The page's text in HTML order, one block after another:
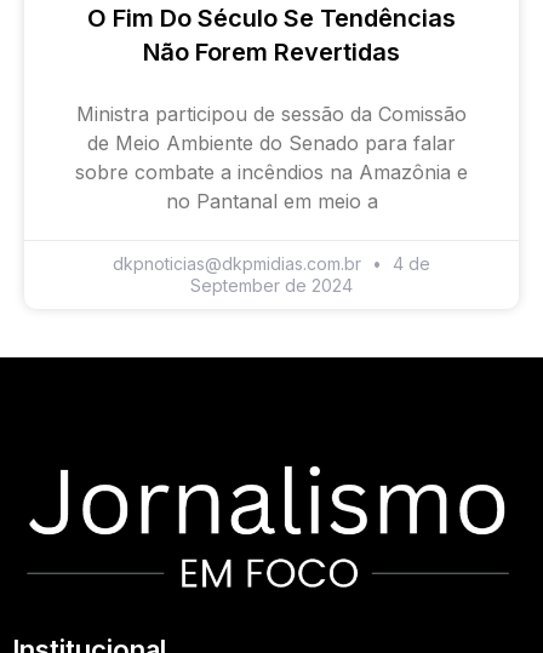
O Fim Do Século Se Tendências
Não Forem Revertidas
Ministra participou de sessão da Comissão
de Meio Ambiente do Senado para falar
sobre combate a incêndios na Amazônia e
no Pantanal em meio a
dkpnoticias@dkpmidias.com.br
4 de
September de 2024